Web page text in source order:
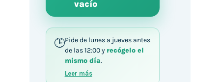
vacío
Pide de lunes a jueves antes
de las 12:00 y recógelo el
mismo día.
Leer más